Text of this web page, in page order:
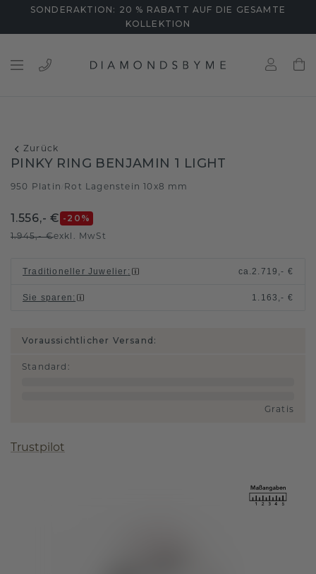
SONDERAKTION: 20 % RABATT AUF DIE GESAMTE
KOLLEKTION
Zurück
PINKY RING BENJAMIN 1 LIGHT
950 Platin Rot Lagenstein 10x8 mm
1.556,- € -20 %
1.945,- €exkl. MwSt
Traditioneller Juwelier : ca.2.719,- €
Sie sparen : 1.163,- €
Voraussichtlicher Versand:
Standard :
Gratis
Trustpilot